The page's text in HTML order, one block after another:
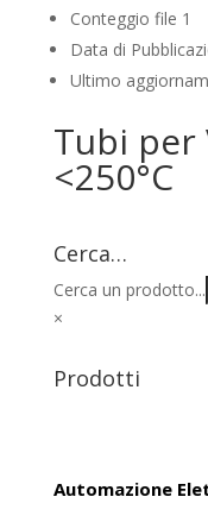
Conteggio file 1
Data di
Ultimo
Tubi per
<250°C
Cerca…
Cerca un prodotto...
×
Prodotti
Automazione